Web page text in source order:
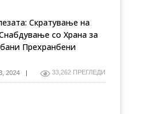
Скратување на
со Храна за
Прехранбени
2024 33,262 ПРЕГЛЕДИ